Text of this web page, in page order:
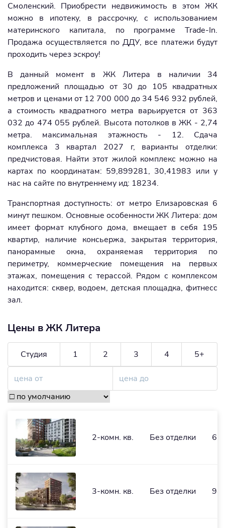
Смоленский. Приобрести недвижимость в этом ЖК
можно в ипотеку, в рассрочку, с использованием
материнского капитала, по программе Trade-In.
Продажа осуществляется по ДДУ, все платежи будут
проходить через эскроу!
В данный момент в ЖК Литера в наличии 34
предложений площадью от 30 до 105 квадратных
метров и ценами от 12 700 000 до 34 546 932 рублей,
а стоимость квадратного метра варьируется от 363
032 до 474 055 рублей. Высота потолков в ЖК - 2,74
метра. максимальная этажность - 12. Сдача
комплекса 3 квартал 2027 г, варианты отделки:
предчистовая. Найти этот жилой комплекс можно на
картах по координатам: 59,899281, 30,41983 или у
нас на сайте по внутреннему ид: 18234.
Транспортная доступность: от метро Елизаровская 6
минут пешком. Основные особенности ЖК Литера: дом
имеет формат клубного дома, вмещает в себя 195
квартир, наличие консьержа, закрытая территория,
панорамные окна, охраняемая территория по
периметру, коммерческие помещения на первых
этажах, помещения с терассой. Рядом с комплексом
находится: сквер, водоем, детская площадка, фитнесс
зал.
Цены в ЖК Литера
Студия 1 2 3 4 5+
2-комн. кв. Без отделки
3-комн. кв. Без отделки